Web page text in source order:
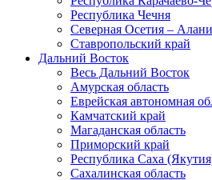
Республика Чечня
Северная Осетия –
Ставропольский край
Дальний Восток
Весь Дальний Восток
Амурская область
Еврейская автономная
Камчатский край
Магаданская область
Приморский край
Республика Саха
Сахалинская область